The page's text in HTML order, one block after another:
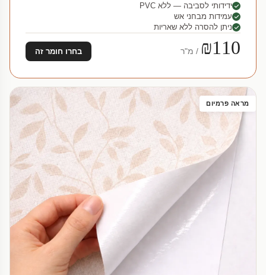
ידידותי לסביבה — ללא PVC
עמידות מבחני אש
ניתן להסרה ללא שאריות
₪110 / מ"ר בחרו חומר זה
מראה פרמיום